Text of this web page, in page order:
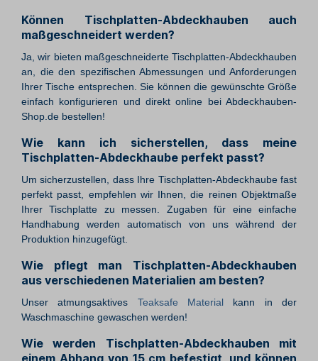
Können Tischplatten-Abdeckhauben auch
maßgeschneidert werden?
Ja, wir bieten maßgeschneiderte Tischplatten-Abdeckhauben
an, die den spezifischen Abmessungen und Anforderungen
Ihrer Tische entsprechen. Sie können die gewünschte Größe
einfach konfigurieren und direkt online bei Abdeckhauben-
Shop.de bestellen!
Wie kann ich sicherstellen, dass meine
Tischplatten-Abdeckhaube perfekt passt?
Um sicherzustellen, dass Ihre Tischplatten-Abdeckhaube fast
perfekt passt, empfehlen wir Ihnen, die reinen Objektmaße
Ihrer Tischplatte zu messen. Zugaben für eine einfache
Handhabung werden automatisch von uns während der
Produktion hinzugefügt.
Wie pflegt man Tischplatten-Abdeckhauben
aus verschiedenen Materialien am besten?
Unser atmungsaktives Teaksafe Material kann in der
Waschmaschine gewaschen werden!
Wie werden Tischplatten-Abdeckhauben mit
einem Abhang von 15 cm befestigt, und können